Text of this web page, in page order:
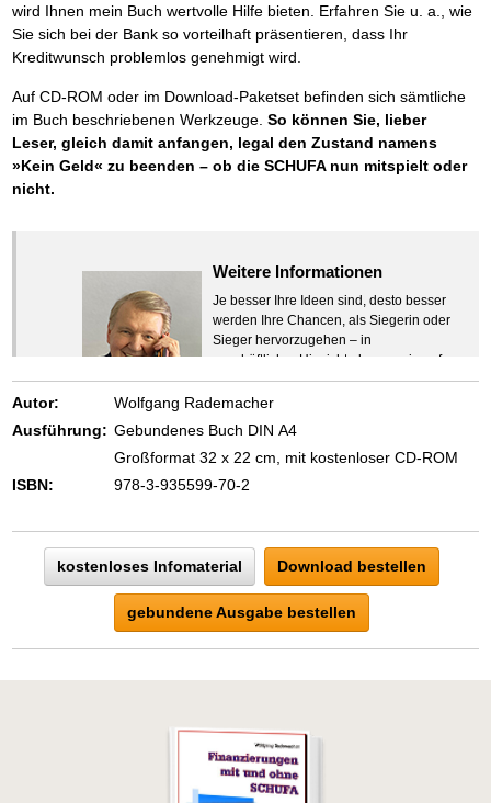
wird Ihnen mein Buch wertvolle Hilfe bieten. Erfahren Sie u. a., wie
Sie sich bei der Bank so vorteilhaft präsentieren, dass Ihr
Kreditwunsch problemlos genehmigt wird.
Auf CD-ROM oder im Download-Paketset befinden sich sämtliche
im Buch beschriebenen Werkzeuge. So können Sie, lieber
Leser, gleich damit anfangen, legal den Zustand namens
»Kein Geld« zu beenden – ob die SCHUFA nun mitspielt oder
nicht.
Weitere Informationen
Je besser Ihre Ideen sind, desto besser
werden Ihre Chancen, als Siegerin oder
Sieger hervorzugehen – in
geschäftlicher Hinsicht ebenso wie auf
beruflichem oder privatem Gebiet. Denn
eins ist todsicher:
Zeigen Sie mit der Maus hierhin, um
Autor:
Wolfgang Rademacher
Ausführung: Gebundenes Buch DIN A4
Großformat 32 x 22 cm, mit kostenloser CD-ROM
ISBN:
978-3-935599-70-2
kostenloses Infomaterial Download bestellen
gebundene Ausgabe bestellen